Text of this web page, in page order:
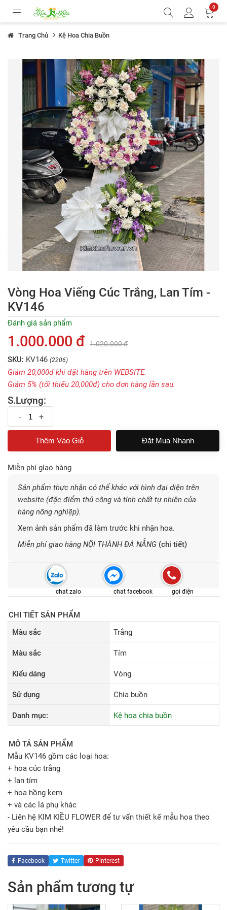
0
Trang Chủ Kệ Hoa Chia Buồn
Vòng Hoa Viếng Cúc Trắng, Lan Tím -
KV146
Đánh giá sản phẩm
1.000.000 đ 1.020.000 đ
SKU: KV146 (2206)
Giảm 20,000đ khi đặt hàng trên WEBSITE.
Giảm 5% (tối thiếu 20,000đ) cho đơn hàng lần sau.
S.Lượng:
- +
Đặt Mua Nhanh
Miễn phí giao hàng
Sản phẩm thực nhận có thể khác với hình đại diện trên
website (đặc điểm thủ công và tính chất tự nhiên của
hàng nông nghiệp).
Xem ảnh sản phẩm đã làm trước khi nhận hoa.
Miễn phí giao hàng NỘI THÀNH ĐÀ NẴNG (chi tiết)
chat zalo chat facebook gọi điện
CHI TIẾT SẢN PHẨM
Màu sắc
Trắng
Màu sắc Tím
Kiểu dáng Vòng
Sử dụng Chia buồn
Danh mục: Kệ hoa chia buồn
MÔ TẢ SẢN PHẨM
Mẫu KV146 gồm các loại hoa:
+ hoa cúc trắng
+ lan tím
+ hoa hồng kem
+ và các lá phụ khác
- Liên hệ KIM KIỀU FLOWER để tư vấn thiết kế mẫu hoa theo
yêu cầu bạn nhé!
Facebook Twitter Pinterest
Sản phẩm tương tự